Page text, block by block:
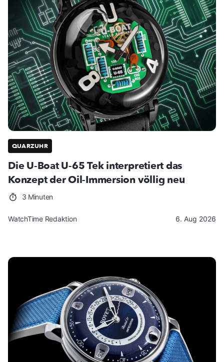
QUARZUHR
Die U-Boat U-65 Tek interpretiert das
Konzept der Oil-Immersion völlig neu
3 Minuten
WatchTime Redaktion 6. Aug 2026